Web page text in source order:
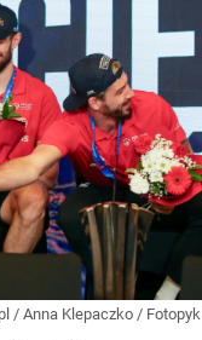
/ Anna Klepaczko / Fotopyk